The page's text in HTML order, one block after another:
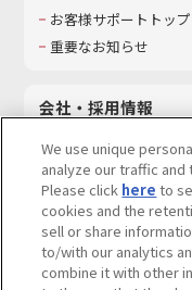
お客様サポートトップ
重要なお知らせ
会社・採用情報
採用情報
サステナビリティ
お問い合わせ
We use unique
analyze our traffic
Please click here to
cookies and the
sell or share
to/with our analytics
combine it with other